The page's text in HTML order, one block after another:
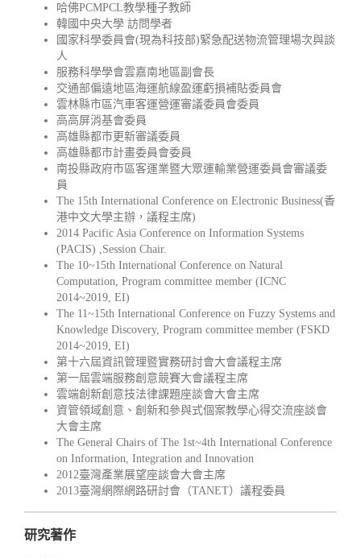
哈佛PCMPCL教學種子教師
韓國中央大學 訪問學者
國家科學委員會(現為科技部)緊急配送物流管理場次與談
人
服務科學學會雲嘉南地區副會長
交通部偏遠地區海運航線盈運虧損補貼委員會
雲林縣市區汽車客運營運審議委員會委員
高高屏消基會委員
高雄縣都市更新審議委員
高雄縣都市計畫委員會委員
南投縣政府市區客運業暨大眾運輸業營運委員會審議委
員
The 15th International Conference on Electronic Business(香
港中文大學主辦，議程主席)
2014 Pacific Asia Conference on Information Systems
(PACIS) ,Session Chair.
The 10~15th International Conference on Natural
Computation, Program committee member (ICNC
2014~2019, EI)
The 11~15th International Conference on Fuzzy Systems and
Knowledge Discovery, Program committee member (FSKD
2014~2019, EI)
第十六屆資訊管理暨實務研討會大會議程主席
第一屆雲端服務創意競賽大會議程主席
雲端創新創意技法律課題座談會大會主席
資管領域創意、創新和參與式個案教學心得交流座談會
大會主席
The General Chairs of The 1st~4th International Conference
on Information, Integration and Innovation
2012臺灣產業展望座談會大會主席
2013臺灣網際網路研討會（TANET）議程委員
研究著作